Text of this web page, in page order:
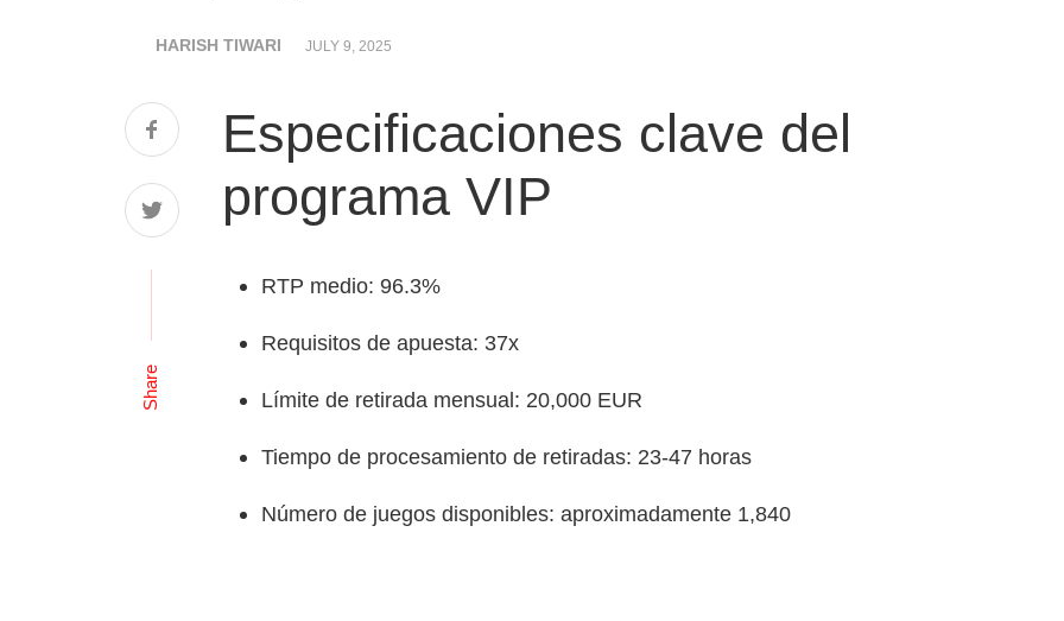
HARISH TIWARI JULY 9, 2025
Share
Especificaciones clave del
programa VIP
RTP medio: 96.3%
Requisitos de apuesta: 37x
Límite de retirada mensual: 20,000 EUR
Tiempo de procesamiento de retiradas: 23-47 horas
Número de juegos disponibles: aproximadamente 1,840